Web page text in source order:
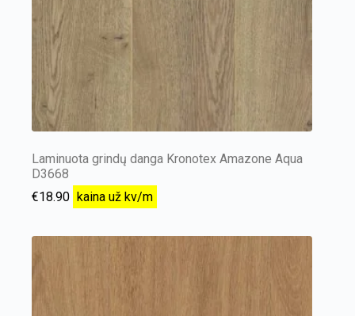
Laminuota grindų danga Kronotex Amazone Aqua
D3668
€18.90 kaina už kv/m